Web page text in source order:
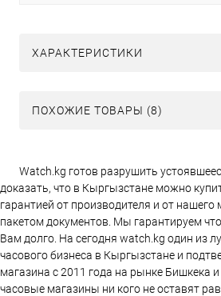
ХАРАКТЕРИСТИКИ
ПОХОЖИЕ ТОВАРЫ (8)
Watch.kg готов разрушить
доказать, что в Кыргызстане можно
гарантией от производителя и от
пакетом документов. Мы гарантируем
Вам долго. На сегодня watch.kg один из
часового бизнеса в Кыргызстане и
магазина c 2011 года на рынке Бишкека
часовые магазины ни кого не оставят